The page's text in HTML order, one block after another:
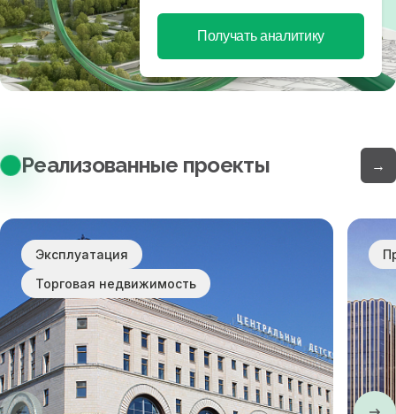
Получать аналитику
Реализованные проекты →
Эксплуатация
Торговая недвижимость